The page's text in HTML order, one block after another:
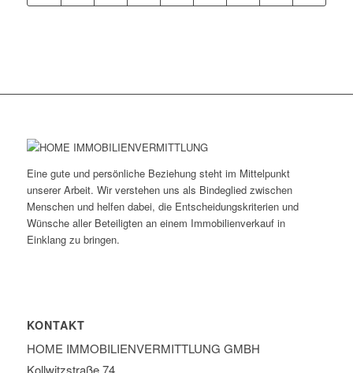
Eine gute und persönliche Beziehung steht im Mittelpunkt
unserer Arbeit. Wir verstehen uns als Bindeglied zwischen
Menschen und helfen dabei, die Entscheidungskriterien und
Wünsche aller Beteiligten an einem Immobilienverkauf in
Einklang zu bringen.
KONTAKT
HOME IMMOBILIEN­VERMITTLUNG GMBH
Kollwitzstraße 74